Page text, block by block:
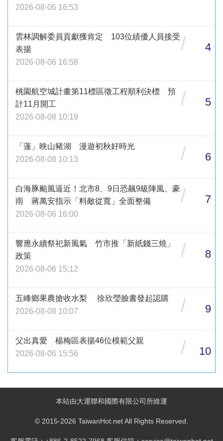
2026-08-06 16:53
雲林調解委員貢獻獲肯定 103位績優人員接受
表揚
2026-08-06 16:58
/ 4
桃園航空城計畫第11標區徵工程順利決標 預
計11月開工
2026-08-08 10:19
/ 5
「蓮」映山豬湖 漫遊初秋好時光
2026-08-08 10:13
/ 6
白海豚颱風逼近！北市8、9日恐飆9級陣風、豪
雨 蔣萬安指示「料敵從寬」全面整備
2026-08-06 16:00
/ 7
響應永續祭祀新風氣 竹市推「新紙錢三燒」
政策
2026-08-06 15:12
/ 8
五峰鄉果農搶收水梨 徐欣瑩臉書發起認購
2026-08-08 10:07
/ 9
父出真愛 楊梅區表揚46位模範父親
2026-08-06 15:56
/ 10
本站由大運聯和國際有限公司所維運
© 2015-2026 TaiwanHot.net All Rights Reserved.